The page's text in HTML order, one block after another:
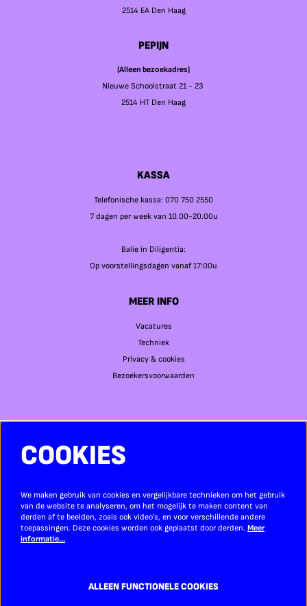
2514 EA Den Haag
PEPIJN
(Alleen bezoekadres)
Nieuwe Schoolstraat 21 - 23
2514 HT Den Haag
KASSA
Telefonische kassa: 070 750 2550
7 dagen per week van 10.00-20.00u
Balie in Diligentia:
Op voorstellingsdagen vanaf 17:00u
MEER INFO
Vacatures
Techniek
Privacy & cookies
Bezoekersvoorwaarden
SOCIAL MEDIA
Meld je aan voor de nieuwsbrief
COOKIES
We maken gebruik van cookies en vergelijkbare technieken om het gebruik
van de website te analyseren, om het mogelijk te maken content van
derden af te beelden, zoals ook video’s, en voor verschillende andere
toepassingen. Deze cookies worden ook geplaatst door derden. Meer
informatie…
ALLEEN FUNCTIONELE COOKIES